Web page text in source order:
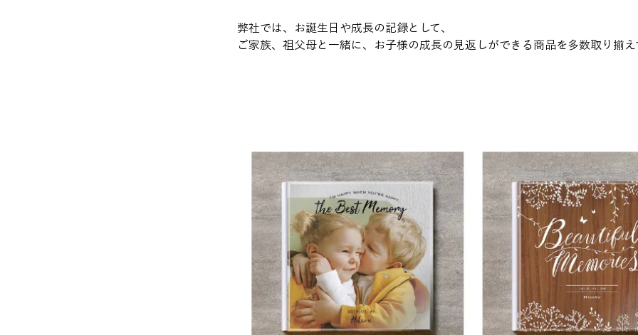
弊社では、お誕生日や成長の記録として、
ご家族、祖父母と一緒に、お子様の成長の見返しができる商品を多数取り揃え